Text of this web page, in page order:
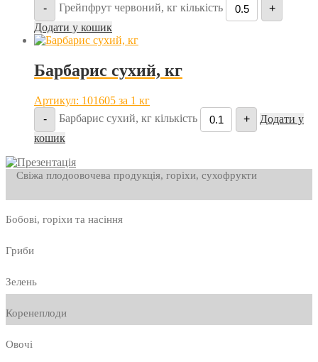
-
Грейпфрут червоний, кг кількість
+
Додати у кошик
Барбарис сухий, кг
Артикул: 101605 за 1 кг
-
Барбарис сухий, кг кількість +
Додати у
кошик
Свіжа плодоовочева продукція, горіхи, сухофрукти
Бобові, горіхи та насіння
Гриби
Зелень
Коренеплоди
Овочі